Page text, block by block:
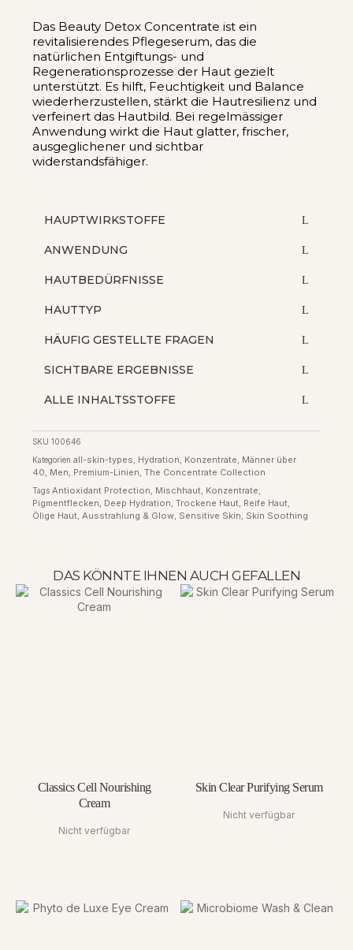
Das Beauty Detox Concentrate ist ein
revitalisierendes Pflegeserum, das die
natürlichen Entgiftungs- und
Regenerationsprozesse der Haut gezielt
unterstützt. Es hilft, Feuchtigkeit und Balance
wiederherzustellen, stärkt die Hautresilienz und
verfeinert das Hautbild. Bei regelmässiger
Anwendung wirkt die Haut glatter, frischer,
ausgeglichener und sichtbar
widerstandsfähiger.
HAUPTWIRKSTOFFE
ANWENDUNG
HAUTBEDÜRFNISSE
HAUTTYP
HÄUFIG GESTELLTE FRAGEN
SICHTBARE ERGEBNISSE
ALLE INHALTSSTOFFE
SKU 100646
Kategorien all-skin-types Hydration Konzentrate Männer über
40 Men Premium-Linien The Concentrate Collection
Tags Antioxidant Protection Mischhaut Konzentrate
Pigmentflecken Deep Hydration Trockene Haut Reife Haut
Ölige Haut Ausstrahlung & Glow Sensitive Skin Skin Soothing
DAS KÖNNTE IHNEN AUCH GEFALLEN
Classics Cell Nourishing
Cream
Nicht verfügbar
Skin Clear Purifying Serum
Nicht verfügbar